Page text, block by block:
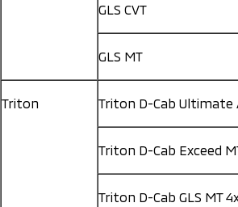
GLS CVT
GLS MT
Triton Triton D-Cab Ultimate
Triton D-Cab Exceed
Triton D-Cab GLS MT